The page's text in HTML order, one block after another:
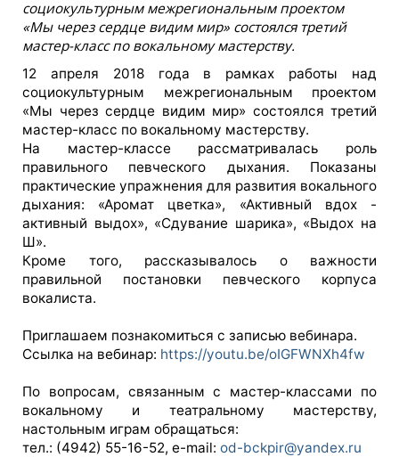
социокультурным межрегиональным проектом
«Мы через сердце видим мир» состоялся третий
мастер-класс по вокальному мастерству.
12 апреля 2018 года в рамках работы над
социокультурным межрегиональным проектом
«Мы через сердце видим мир» состоялся третий
мастер-класс по вокальному мастерству.
На мастер-классе рассматривалась роль
правильного певческого дыхания. Показаны
практические упражнения для развития вокального
дыхания: «Аромат цветка», «Активный вдох -
активный выдох», «Сдувание шарика», «Выдох на
Ш».
Кроме того, рассказывалось о важности
правильной постановки певческого корпуса
вокалиста.
Приглашаем познакомиться с записью вебинара.
Ссылка на вебинар: https://youtu.be/oIGFWNXh4fw
По вопросам, связанным с мастер-классами по
вокальному и театральному мастерству,
настольным играм обращаться:
тел.: (4942) 55-16-52, e-mail: od-bckpir@yandex.ru